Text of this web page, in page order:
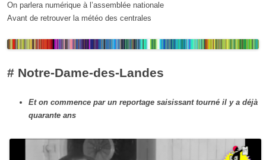
On parlera numérique à l’assemblée nationale
Avant de retrouver la météo des centrales
# Notre-Dame-des-Landes
Et on commence par un reportage saisissant tourné il y a déjà
quarante ans